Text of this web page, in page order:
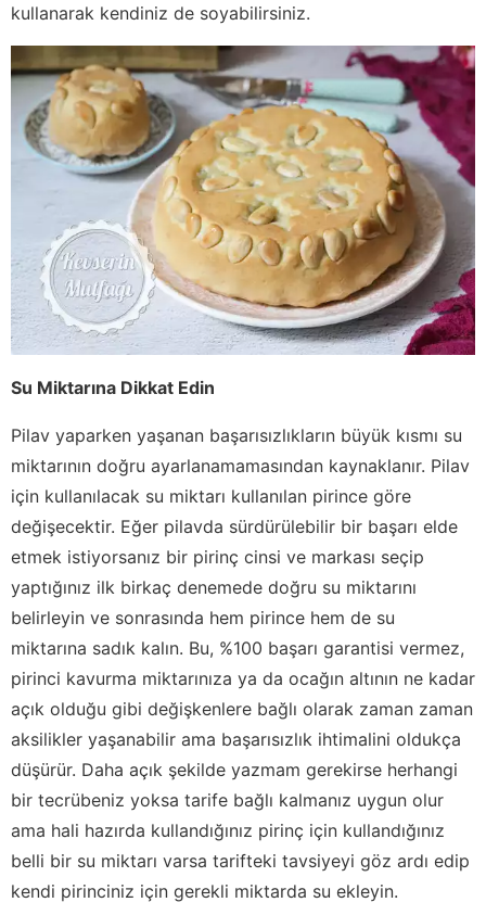
kullanarak kendiniz de soyabilirsiniz.
Su Miktarına Dikkat Edin
Pilav yaparken yaşanan başarısızlıkların büyük kısmı su
miktarının doğru ayarlanamamasından kaynaklanır. Pilav
için kullanılacak su miktarı kullanılan pirince göre
değişecektir. Eğer pilavda sürdürülebilir bir başarı elde
etmek istiyorsanız bir pirinç cinsi ve markası seçip
yaptığınız ilk birkaç denemede doğru su miktarını
belirleyin ve sonrasında hem pirince hem de su
miktarına sadık kalın. Bu, %100 başarı garantisi vermez,
pirinci kavurma miktarınıza ya da ocağın altının ne kadar
açık olduğu gibi değişkenlere bağlı olarak zaman zaman
aksilikler yaşanabilir ama başarısızlık ihtimalini oldukça
düşürür. Daha açık şekilde yazmam gerekirse herhangi
bir tecrübeniz yoksa tarife bağlı kalmanız uygun olur
ama hali hazırda kullandığınız pirinç için kullandığınız
belli bir su miktarı varsa tarifteki tavsiyeyi göz ardı edip
kendi pirinciniz için gerekli miktarda su ekleyin.